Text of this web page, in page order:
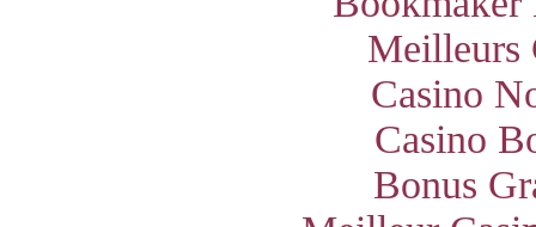
Meilleurs
Casino
Casino
Bonus